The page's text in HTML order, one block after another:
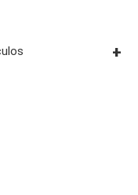
lubricación